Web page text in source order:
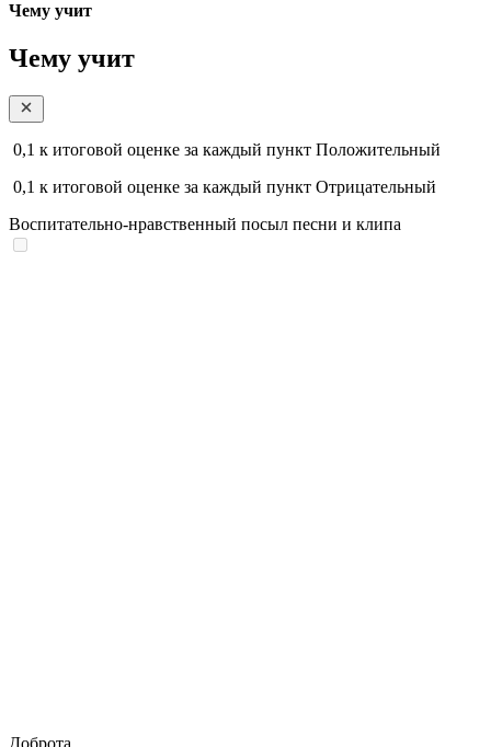
Чему учит
Чему учит
0,1 к итоговой оценке за каждый пункт Положительный
0,1 к итоговой оценке за каждый пункт Отрицательный
Воспитательно-нравственный посыл песни и клипа